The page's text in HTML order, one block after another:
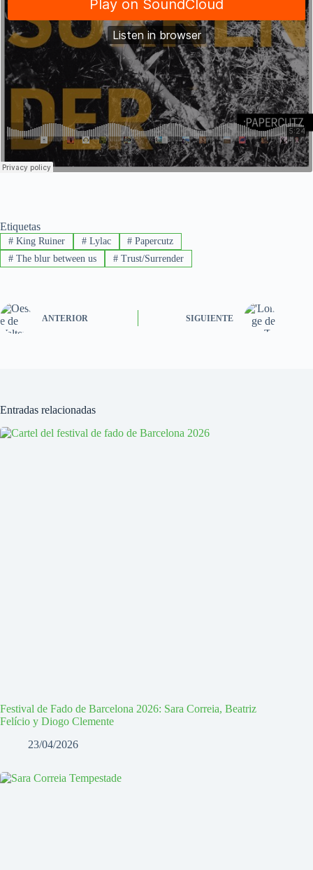
Etiquetas
#King Ruiner #Lylac # Papercutz
#The blur between us #Trust/Surrender
ANTERIOR SIGUIENTE
Entradas relacionadas
Festival de Fado de Barcelona 2026: Sara Correia, Beatriz
Felício y Diogo Clemente
23/04/2026